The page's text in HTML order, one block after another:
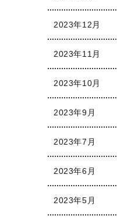
2023年12月
2023年11月
2023年10月
2023年9月
2023年7月
2023年6月
2023年5月